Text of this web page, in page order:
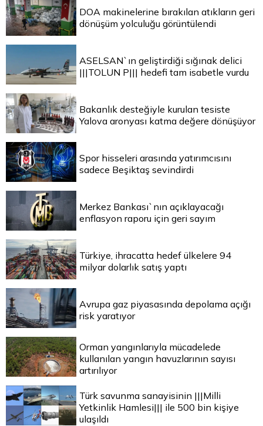
DOA makinelerine bırakılan atıkların geri
dönüşüm yolculuğu görüntülendi
ASELSAN`ın geliştirdiği sığınak delici
|||TOLUN P||| hedefi tam isabetle vurdu
Bakanlık desteğiyle kurulan tesiste
Yalova aronyası katma değere dönüşüyor
Spor hisseleri arasında yatırımcısını
sadece Beşiktaş sevindirdi
Merkez Bankası`nın açıklayacağı
enflasyon raporu için geri sayım
Türkiye, ihracatta hedef ülkelere 94
milyar dolarlık satış yaptı
Avrupa gaz piyasasında depolama açığı
risk yaratıyor
Orman yangınlarıyla mücadelede
kullanılan yangın havuzlarının sayısı
artırılıyor
Türk savunma sanayisinin |||Milli
Yetkinlik Hamlesi||| ile 500 bin kişiye
ulaşıldı